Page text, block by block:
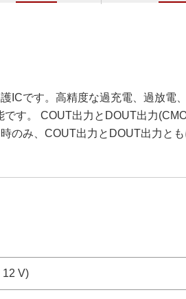
です。高精度な過充電、過放電
す。 COUT出力とDOUT出力
み、COUT出力とDOUT出力とも
12 V)